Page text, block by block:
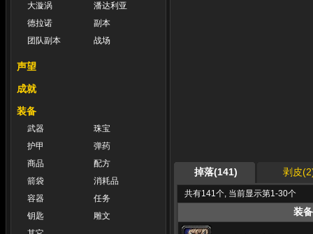
大漩涡
潘达利亚
德拉诺
副本
团队副本
战场
声望
成就
装备
武器
珠宝
护甲
弹药
商品
配方
箭袋
消耗品
容器
任务
钥匙
雕文
掉落(141) 剥皮
共有141个, 当前显示第1-30个
装备